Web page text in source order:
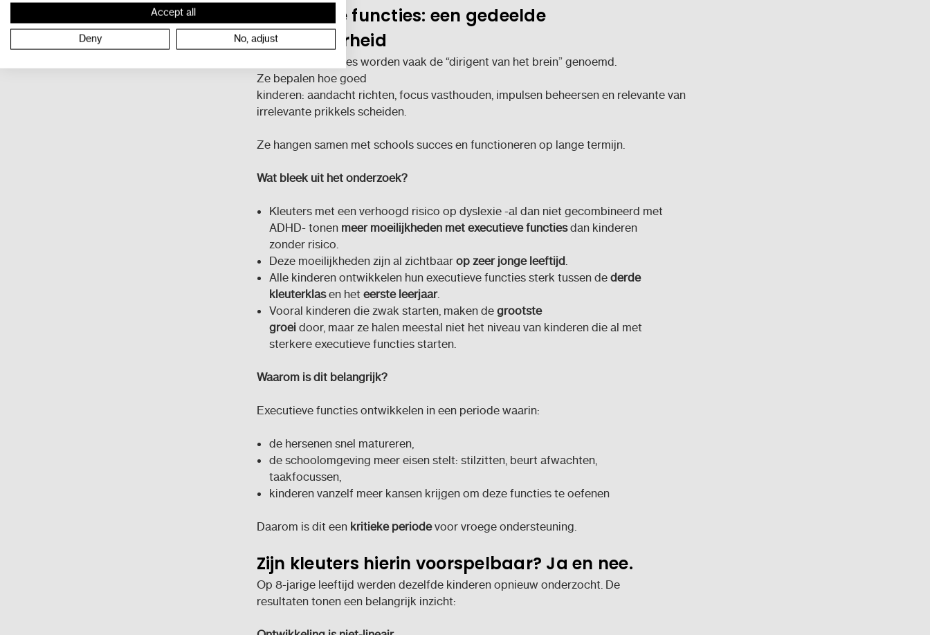
Executieve functies: een gedeelde
kwetsbaarheid
Executieve functies worden vaak de “dirigent van het brein” genoemd.
Ze bepalen hoe goed
kinderen: aandacht richten, focus vasthouden, impulsen beheersen en relevante van
irrelevante prikkels scheiden.
Ze hangen samen met schools succes en functioneren op lange termijn.
Wat bleek uit het onderzoek?
Kleuters met een verhoogd risico op dyslexie -al dan niet gecombineerd met
ADHD- tonen meer moeilijkheden met executieve functiesdan kinderen
zonder risico.
Deze moeilijkheden zijn al zichtbaar op zeer jonge leeftijd.
Alle kinderen ontwikkelen hun executieve functies sterk tussen de derde
kleuterklasen het eerste leerjaar.
Vooral kinderen die zwak starten, maken de grootste
groeidoor, maar ze halen meestal niet het niveau van kinderen die al met
sterkere executieve functies starten.
Waarom is dit belangrijk?
Executieve functies ontwikkelen in een periode waarin:
de hersenen snel matureren,
de schoolomgeving meer eisen stelt: stilzitten, beurt afwachten,
taakfocussen,
kinderen vanzelf meer kansen krijgen om deze functies te oefenen
Daarom is dit een kritieke periodevoor vroege ondersteuning.
Zijn kleuters hierin voorspelbaar? Ja en nee.
Op 8-jarige leeftijd werden dezelfde kinderen opnieuw onderzocht. De
resultaten tonen een belangrijk inzicht:
Accept all
Deny No, adjust